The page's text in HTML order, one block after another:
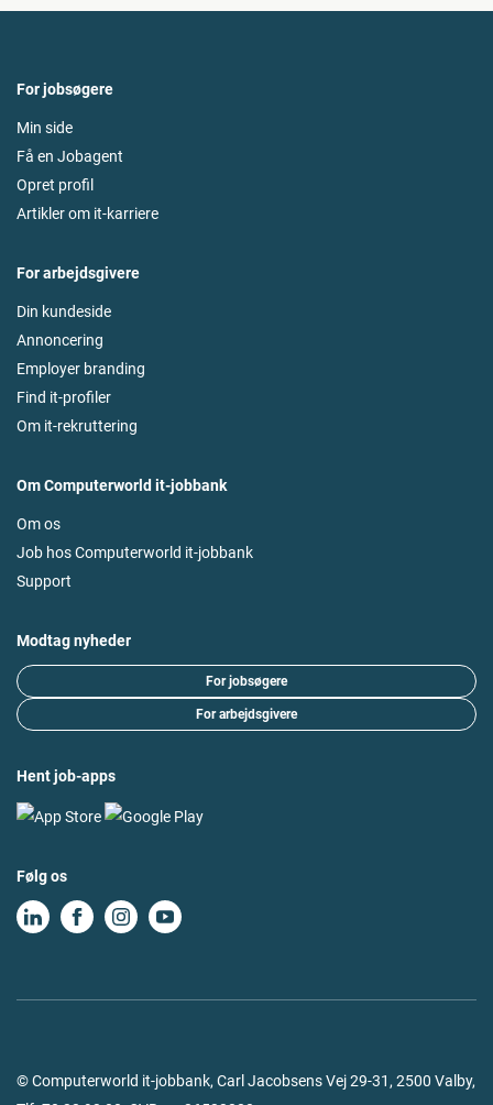
For jobsøgere
Min side
Få en Jobagent
Opret profil
Artikler om it-karriere
For arbejdsgivere
Din kundeside
Annoncering
Employer branding
Find it-profiler
Om it-rekruttering
Om Computerworld it-jobbank
Om os
Job hos Computerworld it-jobbank
Support
Modtag nyheder
For jobsøgere
For arbejdsgivere
Hent job-apps
Følg os
© Computerworld it-jobbank, Carl Jacobsens Vej 29-31, 2500 Valby,